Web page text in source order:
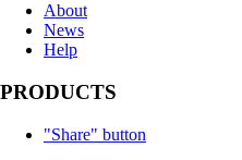
About
News
Help
PRODUCTS
"Share" button